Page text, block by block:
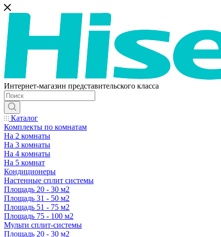
Интернет-магазин представительского класса
Каталог
Комплекты по комнатам
На 2 комнаты
На 3 комнаты
На 4 комнаты
На 5 комнат
Кондиционеры
Настенные сплит системы
Площадь 20 - 30 м2
Площадь 31 - 50 м2
Площадь 51 - 75 м2
Площадь 75 - 100 м2
Мульти сплит-системы
Площадь 20 - 30 м2